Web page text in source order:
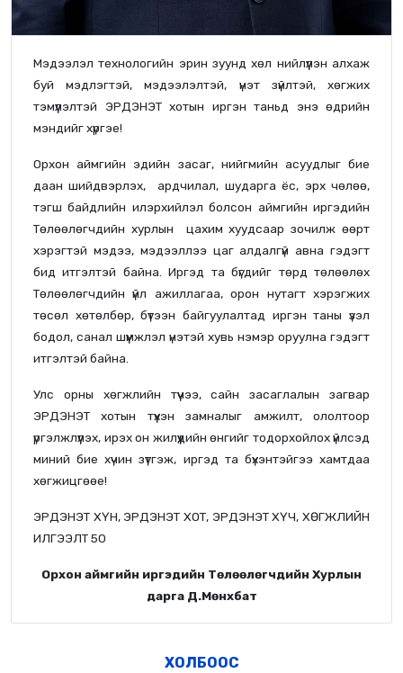
Мэдээлэл технологийн эрин зуунд хөл нийлүүлэн алхаж
буй мэдлэгтэй, мэдээлэлтэй, үнэт зүйлтэй, хөгжих
тэмүүлэлтэй ЭРДЭНЭТ хотын иргэн таньд энэ өдрийн
мэндийг хүргэе!
Орхон аймгийн эдийн засаг, нийгмийн асуудлыг бие
даан шийдвэрлэх, ардчилал, шударга ёс, эрх чөлөө,
тэгш байдлийн илэрхийлэл болсон аймгийн иргэдийн
Төлөөлөгчдийн хурлын цахим хуудсаар зочилж өөрт
хэрэгтэй мэдээ, мэдээллээ цаг алдалгүй авна гэдэгт
бид итгэлтэй байна. Иргэд та бүгдийг төрд төлөөлөх
Төлөөлөгчдийн үйл ажиллагаа, орон нутагт хэрэгжих
төсөл хөтөлбөр, бүтээн байгуулалтад иргэн таны үзэл
бодол, санал шүүмжлэл үнэтэй хувь нэмэр оруулна гэдэгт
итгэлтэй байна.
Улс орны хөгжлийн түүчээ, сайн засаглалын загвар
ЭРДЭНЭТ хотын түүхэн замналыг амжилт, ололтоор
үргэлжлүүлэх, ирэх он жилүүдийн өнгийг тодорхойлох үйлсэд
миний бие хүчин зүтгэж, иргэд та бүхэнтэйгээ хамтдаа
хөгжицгөөе!
ЭРДЭНЭТ ХҮН, ЭРДЭНЭТ ХОТ, ЭРДЭНЭТ ХҮЧ, ХӨГЖЛИЙН
ИЛГЭЭЛТ 50
Орхон аймгийн иргэдийн Төлөөлөгчдийн Хурлын
дарга Д.Мөнхбат
ХОЛБООС